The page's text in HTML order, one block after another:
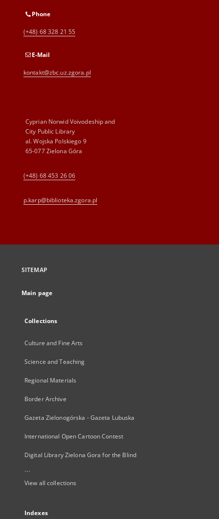
Phone
(+48) 68 328 21 55
E-Mail
kontakt@zbc.uz.zgora.pl
Cyprian Norwid Voivodeship and
City Public Library
al. Wojska Polskiego 9
65-077 Zielona Góra
(+48) 68 453 26 06
p.karp@biblioteka.zgora.pl
SITEMAP
Main page
Collections
Culture and Fine Arts
Science and Teaching
Regional Materials
Border Archive
Gazeta Zielonogórska - Gazeta Lubuska
International Open Cartoon Contest
Digital Library Zielona Gora for the Blind
...
View all collections
Indexes